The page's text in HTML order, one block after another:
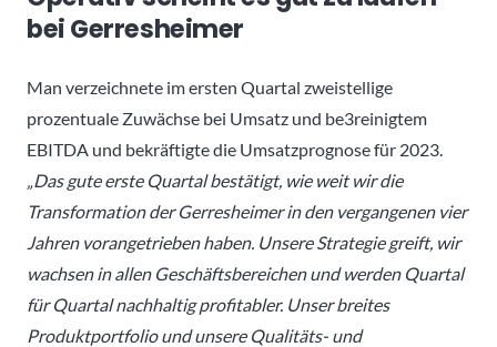
bei Gerresheimer
Man verzeichnete im ersten Quartal zweistellige
prozentuale Zuwächse bei Umsatz und be3reinigtem
EBITDA und bekräftigte die Umsatzprognose für 2023.
„Das gute erste Quartal bestätigt, wie weit wir die
Transformation der Gerresheimer in den vergangenen vier
Jahren vorangetrieben haben. Unsere Strategie greift, wir
wachsen in allen Geschäftsbereichen und werden Quartal
für Quartal nachhaltig profitabler. Unser breites
Produktportfolio und unsere Qualitäts- und